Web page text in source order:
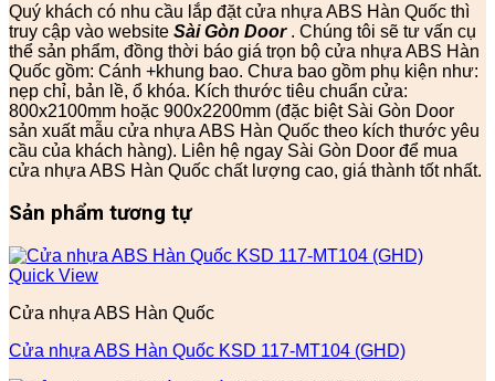
Quý khách có nhu cầu lắp đặt cửa nhựa ABS Hàn Quốc thì
truy cập vào website Sài Gòn Door. Chúng tôi sẽ tư vấn cụ
thể sản phẩm, đồng thời báo giá trọn bộ cửa nhựa ABS Hàn
Quốc gồm: Cánh +khung bao. Chưa bao gồm phụ kiện như:
nẹp chỉ, bản lề, ổ khóa. Kích thước tiêu chuẩn cửa:
800x2100mm hoặc 900x2200mm (đặc biệt Sài Gòn Door
sản xuất mẫu cửa nhựa ABS Hàn Quốc theo kích thước yêu
cầu của khách hàng). Liên hệ ngay Sài Gòn Door để mua
cửa nhựa ABS Hàn Quốc chất lượng cao, giá thành tốt nhất.
Sản phẩm tương tự
Quick View
Cửa nhựa ABS Hàn Quốc
Cửa nhựa ABS Hàn Quốc KSD 117-MT104 (GHD)